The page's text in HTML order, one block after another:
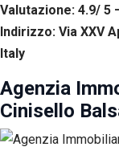
Valutazione: 4.9/ 5
Indirizzo: Via XXV
Italy
Agenzia
Cinisello